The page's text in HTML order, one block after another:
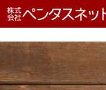
-->